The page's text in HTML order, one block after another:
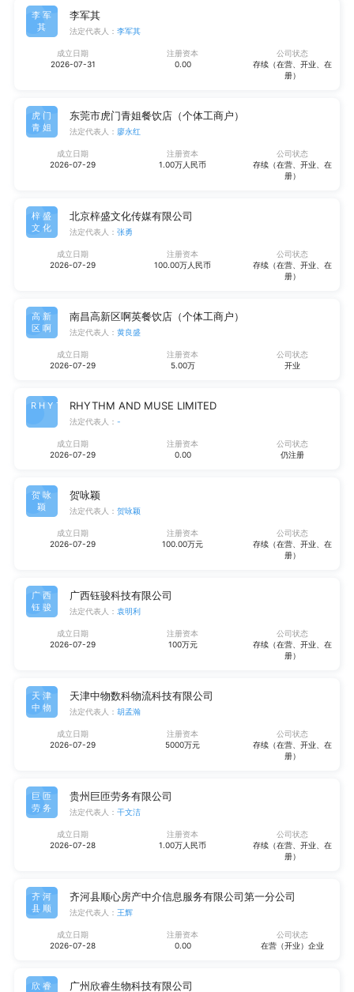
李军
其
李军其
法定代表人： 李军其
成立日期
2026-07-31
注册资本
0.00
公司状态
存续（在营、开业、在
册）
虎门
青姐
东莞市虎门青姐餐饮店（个体工商户）
法定代表人： 廖永红
成立日期
2026-07-29
注册资本
1.00万人民币
公司状态
存续（在营、开业、在
册）
梓盛
文化
北京梓盛文化传媒有限公司
法定代表人： 张勇
成立日期
2026-07-29
注册资本
100.00万人民币
公司状态
存续（在营、开业、在
册）
高新
区啊
南昌高新区啊英餐饮店（个体工商户）
法定代表人： 黄良盛
成立日期
2026-07-29
注册资本
5.00万
公司状态
开业
RHYT RHYTHM AND MUSE LIMITED
法定代表人： -
成立日期
2026-07-29
注册资本
0.00
公司状态
仍注册
贺咏
颖
贺咏颖
法定代表人： 贺咏颖
成立日期
2026-07-29
注册资本
100.00万元
公司状态
存续（在营、开业、在
册）
广西
钰骏
广西钰骏科技有限公司
法定代表人： 袁明利
成立日期
2026-07-29
注册资本
100万元
公司状态
存续（在营、开业、在
册）
天津
中物
天津中物数科物流科技有限公司
法定代表人： 胡孟瀚
成立日期
2026-07-29
注册资本
5000万元
公司状态
存续（在营、开业、在
册）
巨匝
劳务
贵州巨匝劳务有限公司
法定代表人： 干文洁
成立日期
2026-07-28
注册资本
1.00万人民币
公司状态
存续（在营、开业、在
册）
齐河
县顺
齐河县顺心房产中介信息服务有限公司第一分公司
法定代表人： 王辉
成立日期
2026-07-28
注册资本
0.00
公司状态
在营（开业）企业
欣睿 广州欣睿生物科技有限公司